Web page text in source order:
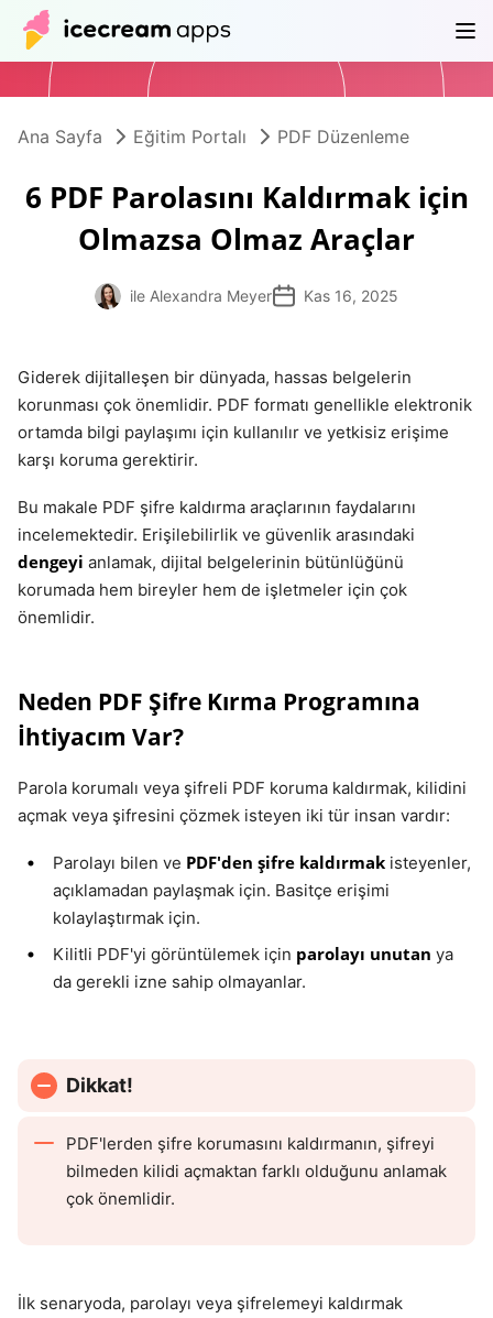
Ürünler Yardım Merkezi
Ana Sayfa Eğitim Portalı PDF Düzenleme
6 PDF Parolasını Kaldırmak için
Olmazsa Olmaz Araçlar
ile Alexandra Meyer Kas 16, 2025
Giderek dijitalleşen bir dünyada, hassas belgelerin
korunması çok önemlidir. PDF formatı genellikle elektronik
ortamda bilgi paylaşımı için kullanılır ve yetkisiz erişime
karşı koruma gerektirir.
Bu makale PDF şifre kaldırma araçlarının faydalarını
incelemektedir. Erişilebilirlik ve güvenlik arasındaki
dengeyi anlamak, dijital belgelerinin bütünlüğünü
korumada hem bireyler hem de işletmeler için çok
önemlidir.
Neden PDF Şifre Kırma Programına
İhtiyacım Var?
Parola korumalı veya şifreli PDF koruma kaldırmak, kilidini
açmak veya şifresini çözmek isteyen iki tür insan vardır:
Parolayı bilen ve PDF'den şifre kaldırmak isteyenler,
açıklamadan paylaşmak için. Basitçe erişimi
kolaylaştırmak için.
Kilitli PDF'yi görüntülemek için parolayı unutan ya
da gerekli izne sahip olmayanlar.
Dikkat!
PDF'lerden şifre korumasını kaldırmanın, şifreyi
bilmeden kilidi açmaktan farklı olduğunu anlamak
çok önemlidir.
İlk senaryoda, parolayı veya şifrelemeyi kaldırmak